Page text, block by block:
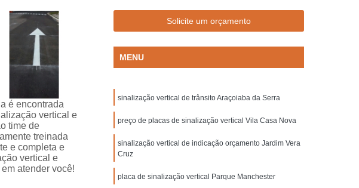
Empresa de Sinalização Viária
Empresa Sinalização
de Trânsito
de Pedestre
Lombada de Borracha para Condomínio
Lombada para Garagem
Lombada Quebra Mola
Pintura de Sinalização
Pintura de Sinalização Horizontal
Tipo Viária
Pintura de Sinalização Viária
Pintura Horizontal
Pintura Sinalização
Pintura Sinalização Horizontal
é encontrada
vertical e
time de
treinada
e completa e
vertical e
atender você!
Solicite um orçamento
MENU
sinalização vertical de trânsito Araçoiaba da Serra
preço de placas de sinalização vertical Vila Casa Nova
sinalização vertical de indicação orçamento Jardim Vera
Cruz
placa de sinalização vertical Parque Manchester